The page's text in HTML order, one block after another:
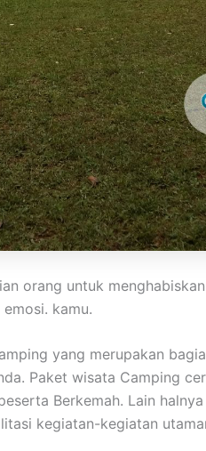
orang untuk
kamu.
yang merupakan
Paket wisata Camping
Berkemah. Lain
kegiatan-kegiatan